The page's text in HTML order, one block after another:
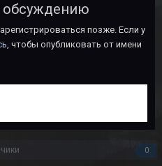
обсуждению
позже. Если у
, чтобы опубликовать от имени
0